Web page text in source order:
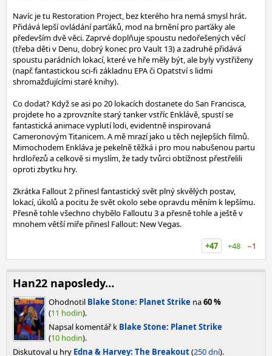
Navíc je tu Restoration Project, bez kterého hra nemá smysl hrát.
Přidává lepší ovládání parťáků, mod na brnění pro parťáky ale
především dvě věci. Zaprvé doplňuje spoustu nedořešených věcí
(třeba děti v Denu, dobrý konec pro Vault 13) a zadruhé přidává
spoustu parádních lokací, které ve hře měly být, ale byly vystřiženy
(např. fantastickou sci-fi základnu EPA či Opatství s lidmi
shromažďujícími staré knihy).
Co dodat? Když se asi po 20 lokacích dostanete do San Francisca,
projdete ho a zprovzníte starý tanker vstříc Enklávě, spustí se
fantastická animace vyplutí lodi, evidentně inspirovaná
Cameronovým Titanicem. A mě mrazí jako u těch nejlepších filmů.
Mimochodem Enkláva je pekelně těžká i pro mou nabušenou partu
hrdlořezů a celkově si myslím, že tady tvůrci obtížnost přestřelili
oproti zbytku hry.
Zkrátka Fallout 2 přinesl fantastický svět plný skvělých postav,
lokací, úkolů a pocitu že svět okolo sebe opravdu měním k lepšímu.
Přesně tohle všechno chybělo Falloutu 3 a přesně tohle a ještě v
mnohem větší míře přinesl Fallout: New Vegas.
+47
+48 −1
Han22 naposledy…
Ohodnotil Blake Stone: Planet Strike na60 %
(11 hodin).
Napsal komentář k Blake Stone: Planet Strike
(10 hodin).
Diskutoval u hry Edna & Harvey: The Breakout(250 dní).